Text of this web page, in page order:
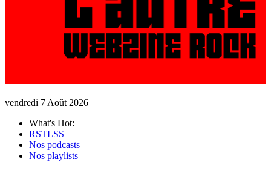
vendredi 7 Août 2026
What's Hot:
RSTLSS
Nos podcasts
Nos playlists